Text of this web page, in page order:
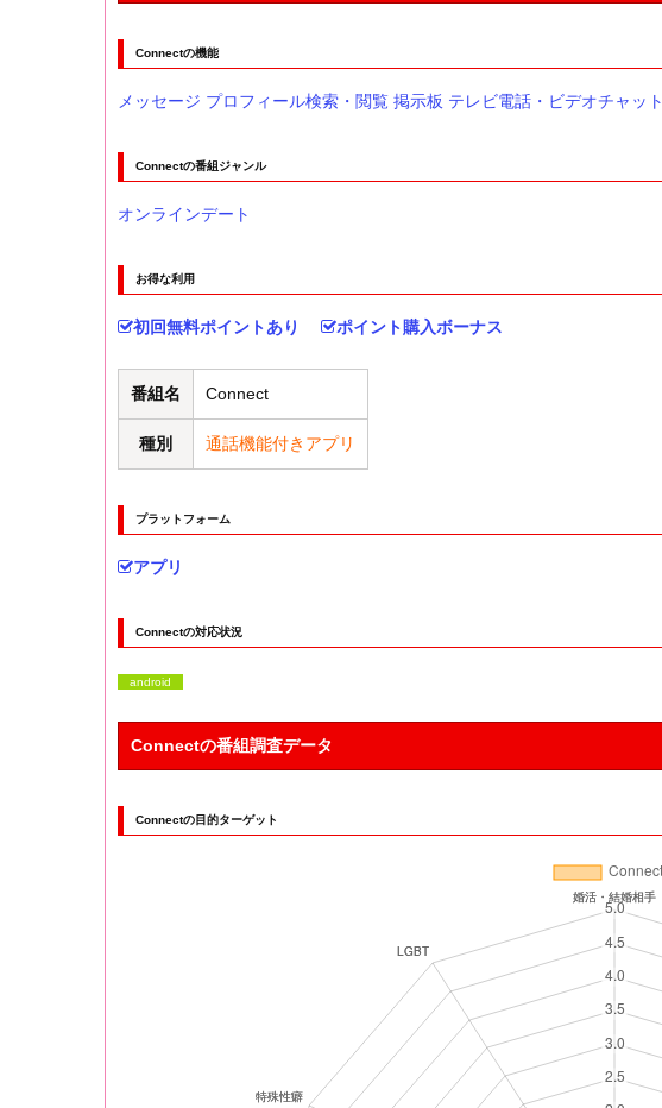
Connectの機能
メッセージ プロフィール検索・閲覧 掲示板 テレビ電話・ビデオチャット
Connectの番組ジャンル
オンラインデート
お得な利用
初回無料ポイントあり ポイント購入ボーナス
番組名 Connect
種別 通話機能付きアプリ
プラットフォーム
アプリ
Connectの対応状況
android
Connectの番組調査データ
Connectの目的ターゲット